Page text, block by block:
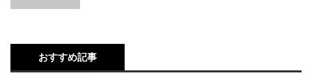
おすすめ記事